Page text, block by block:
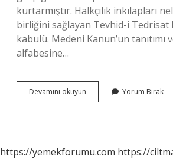
kurtarmıştır. Halkçılık inkılapları
birliğini sağlayan Tevhid-i Tedrisat
kabulü. Medeni Kanun’un tanıtımı
alfabesine…
Devamını okuyun
Bir
Yorum Bırak
https://yemekforumu.com https://